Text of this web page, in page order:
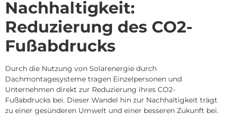
Nachhaltigkeit:
Reduzierung des CO2-
Fußabdrucks
Durch die Nutzung von Solarenergie durch
Dachmontagesysteme tragen Einzelpersonen und
Unternehmen direkt zur Reduzierung ihres CO2-
Fußabdrucks bei. Dieser Wandel hin zur Nachhaltigkeit trägt
zu einer gesünderen Umwelt und einer besseren Zukunft bei.